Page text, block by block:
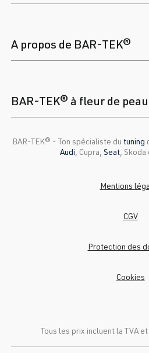
A propos de BAR-TEK®
BAR-TEK® à fleur de
BAR-TEK®️ - Ton spécialiste du tuning
Audi , Cupra, Seat ,
Tous les prix incluent la TVA et
Mentions
CGV
Protection des
Cookies